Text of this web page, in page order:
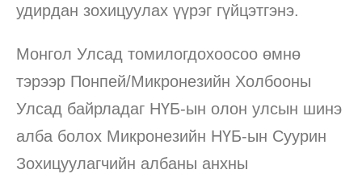
удирдан зохицуулах үүрэг гүйцэтгэнэ.
Монгол Улсад томилогдохоосоо өмнө
тэрээр Понпей/Микронезийн Холбооны
Улсад байрладаг НҮБ-ын олон улсын шинэ
алба болох Микронезийн НҮБ-ын Суурин
Зохицуулагчийн албаны анхны